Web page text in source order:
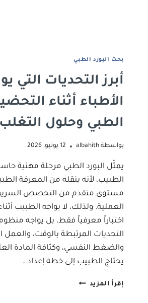
ﺑﺤﺚ اﻟﺒﻮرد اﻟﻄﺒﻲ
أبرز التحديات التي
الأطباء أثناء
الطبي وحلول
بواسطة albahith 12 يونيو، 2026
يمثّل البورد الطبي مرحلة مهنية
الطبيب، لأنه ينقله من المعرفة
مستوى متقدم من التخصص
العملية. ولذلك، لا يواجه الطبيب
اختباراً معرفياً فقط، بل يواجه
التحديات المرتبطة بالوقت، والعمل
والضغط النفسي، وكثافة المادة
يحتاج الطبيب إلى خطة إعداد…
إقرأ المزيد أبرز